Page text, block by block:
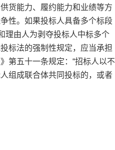
货能力、履约能力和业绩等方
性。如果投标人具备多个标段
理由人为剥夺投标人中标多个
标法的强制性规定，应当承担
第五十一条规定：“招标人以不
组成联合体共同投标的，或者